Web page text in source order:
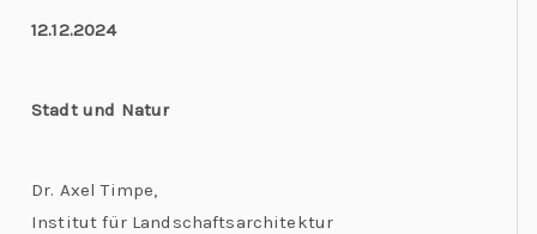
12.12.2024
Stadt und Natur
Dr. Axel Timpe,
Institut für Landschaftsarchitektur